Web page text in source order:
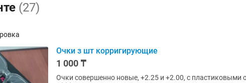
(27)
Очки з шт корригирующие
1 000 ₸
Очки совершенно новые, +2.25 и +2.00, с пластиковыми